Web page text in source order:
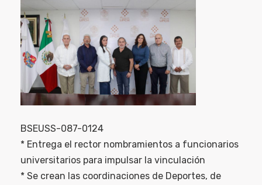
BSEUSS-087-0124
* Entrega el rector nombramientos a funcionarios
universitarios para impulsar la vinculación
* Se crean las coordinaciones de Deportes, de